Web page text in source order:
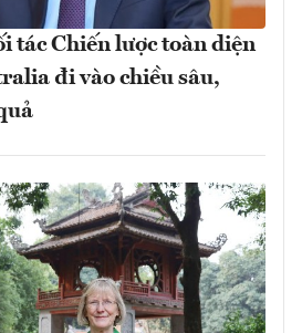
tác Chiến lược toàn diện
đi vào chiều sâu,